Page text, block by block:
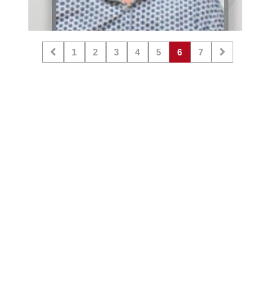
1 2 3 4 5 6 7